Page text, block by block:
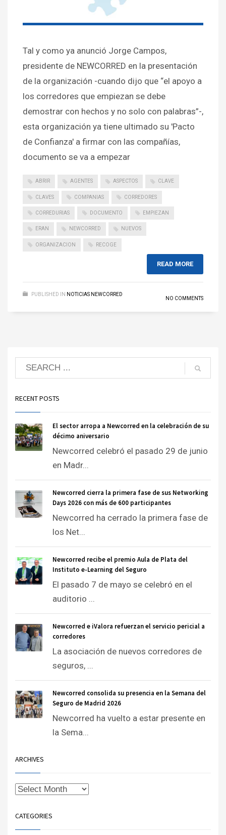
Tal y como ya anunció Jorge Campos,
presidente de NEWCORRED en la presentación
de la organización -cuando dijo que “el apoyo a
los corredores que empiezan se debe
demostrar con hechos y no solo con palabras”-,
esta organización ya tiene ultimado su 'Pacto
de Confianza' a firmar con las compañías,
documento se va a empezar
ABRIR AGENTES ASPECTOS CLAVE
CLAVES COMPANIAS CORREDORES
CORREDURIAS DOCUMENTO EMPIEZAN
ERAN NEWCORRED NUEVOS
ORGANIZACION RECOGE
READ MORE
PUBLISHED IN NOTICIAS NEWCORRED
NO COMMENTS
RECENT POSTS
El sector arropa a Newcorred en la celebración de su
décimo aniversario
Newcorred celebró el pasado 29 de junio
en Madr...
Newcorred cierra la primera fase de sus Networking
Days 2026 con más de 600 participantes
Newcorred ha cerrado la primera fase de
los Net...
Newcorred recibe el premio Aula de Plata del
Instituto e-Learning del Seguro
El pasado 7 de mayo se celebró en el
auditorio ...
Newcorred e iValora refuerzan el servicio pericial a
corredores
La asociación de nuevos corredores de
seguros, ...
Newcorred consolida su presencia en la Semana del
Seguro de Madrid 2026
Newcorred ha vuelto a estar presente en
la Sema...
ARCHIVES
CATEGORIES